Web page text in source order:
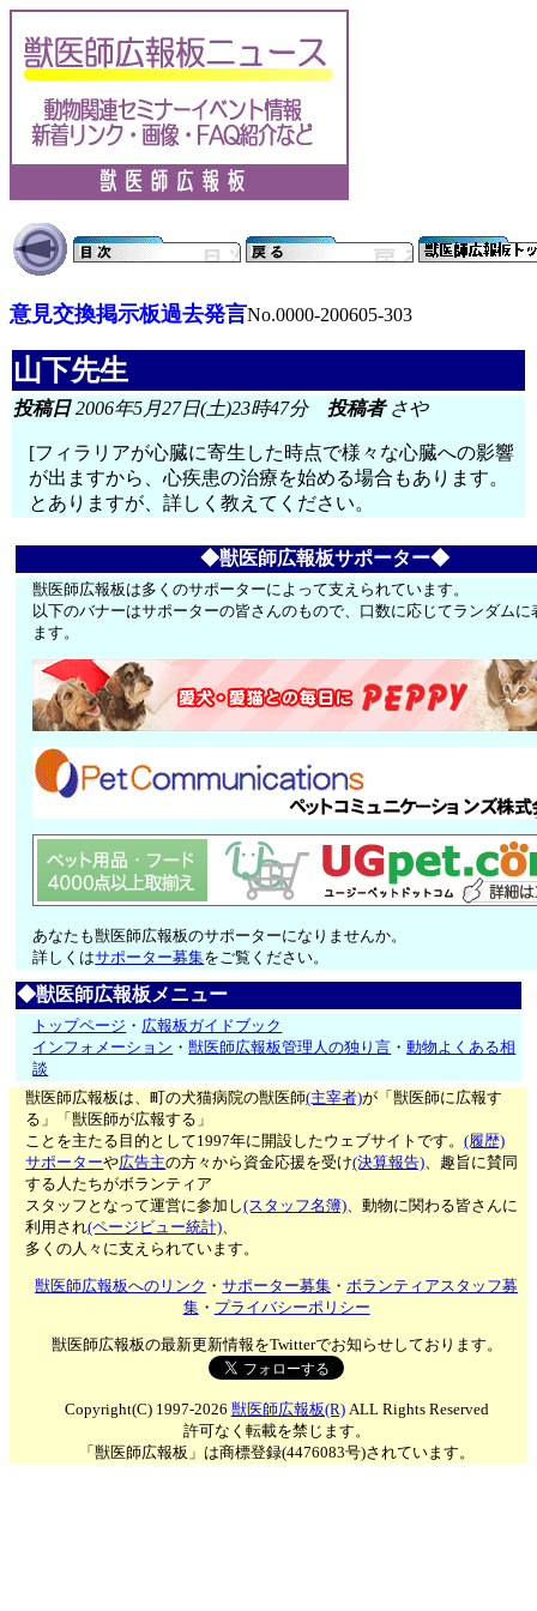
意見交換掲示板過去発言No.0000-200605-303
山下先生
投稿日2006年5月27日(土)23時47分 投稿者さや
[フィラリアが心臓に寄生した時点で様々な心臓への影響
が出ますから、心疾患の治療を始める場合もあります。
とありますが、詳しく教えてください。
◆獣医師広報板サポーター◆
獣医師広報板は多くのサポーターによって支えられています。
以下のバナーはサポーターの皆さんのもので、口数に応じてランダムに
ます。
あなたも獣医師広報板のサポーターになりませんか。
詳しくはサポーター募集をご覧ください。
◆獣医師広報板メニュー
トップページ ・ 広報板ガイドブック
インフォメーション ・獣医師広報板管理人の独り言 ・動物よくある相
談
獣医師広報板は、町の犬猫病院の獣医師(主宰者)が「獣医師に広報す
る」「獣医師が広報する」
ことを主たる目的として1997年に開設したウェブサイトです。(履歴)
サポーターや広告主の方々から資金応援を受け(決算報告)、趣旨に賛同
する人たちがボランティア
スタッフとなって運営に参加し(スタッフ名簿)、動物に関わる皆さんに
利用され(ページビュー統計)、
多くの人々に支えられています。
獣医師広報板へのリンク ・サポーター募集 ・ボランティアスタッフ募
集・ プライバシーポリシー
獣医師広報板の最新更新情報をTwitterでお知らせしております。
Copyright(C) 1997-2026 獣医師広報板(R)ALL Rights Reserved
許可なく転載を禁じます。
「獣医師広報板」は商標登録(4476083号)されています。